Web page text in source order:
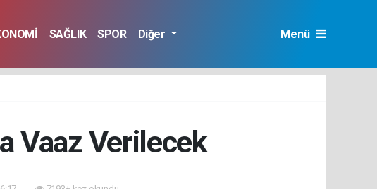
SAĞLIK SPOR Diğer Menü
Vaaz Verilecek